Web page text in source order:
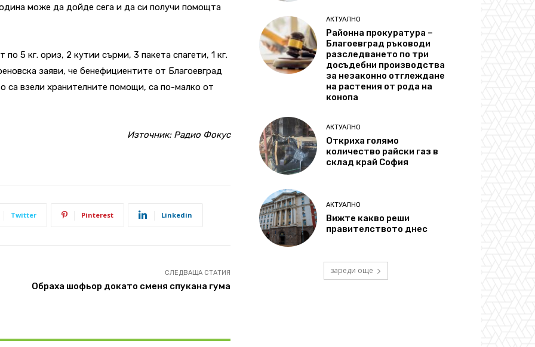
може да дойде сега и да си получи помощта
5 кг. ориз, 2 кутии сърми, 3 пакета спагети, 1 кг.
заяви, че бенефициентите от Благоевград
са взели хранителните помощи, са по-малко от
Източник: Радио Фокус
Twitter Pinterest Linkedin
СЛЕДВАЩА СТАТИЯ
Обраха шофьор докато сменя спукана гума
АКТУАЛНО
Районна прокуратура –
Благоевград ръководи
разследването по три
досъдебни производства
за незаконно отглеждане
на растения от рода на
конопа
АКТУАЛНО
Откриха голямо
количество райски газ в
склад край София
АКТУАЛНО
Вижте какво реши
правителството днес
зареди още